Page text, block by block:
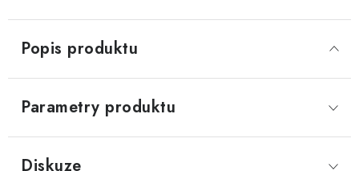
Popis produktu
Parametry produktu
Diskuze